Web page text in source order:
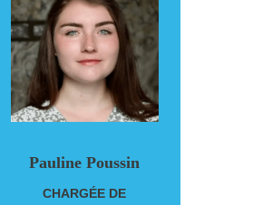
Pauline Poussin
CHARGÉE DE